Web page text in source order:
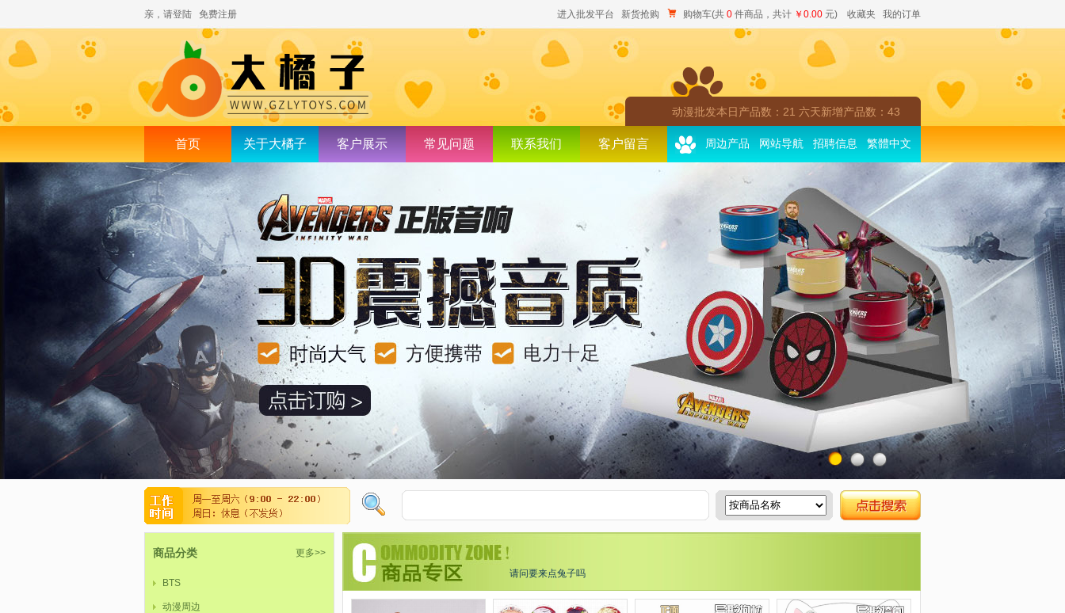
亲，请登陆 免费注册 进入批发平台 新货抢购 购物车(共 0 件商品，共计 ￥0.00 元) 收藏夹 我的订单
动漫批发本日产品数：21 六天新增产品数：43
首页 关于大橘子 客户展示 常见问题 联系我们 客户留言 周边产品 网站导航 招聘信息 繁體中文
商品分类 更多>>
BTS
动漫周边
请问要来点兔子吗